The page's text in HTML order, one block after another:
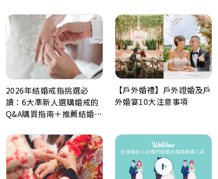
數日程表、預算表、婚禮商
戶一鍵查詢
2026年結婚戒指挑選必
讀：6大準新人選購婚戒的
Q&A購買指南＋推薦結婚戒
【戶外婚禮】戶外證婚及戶
外婚宴10大注意事項